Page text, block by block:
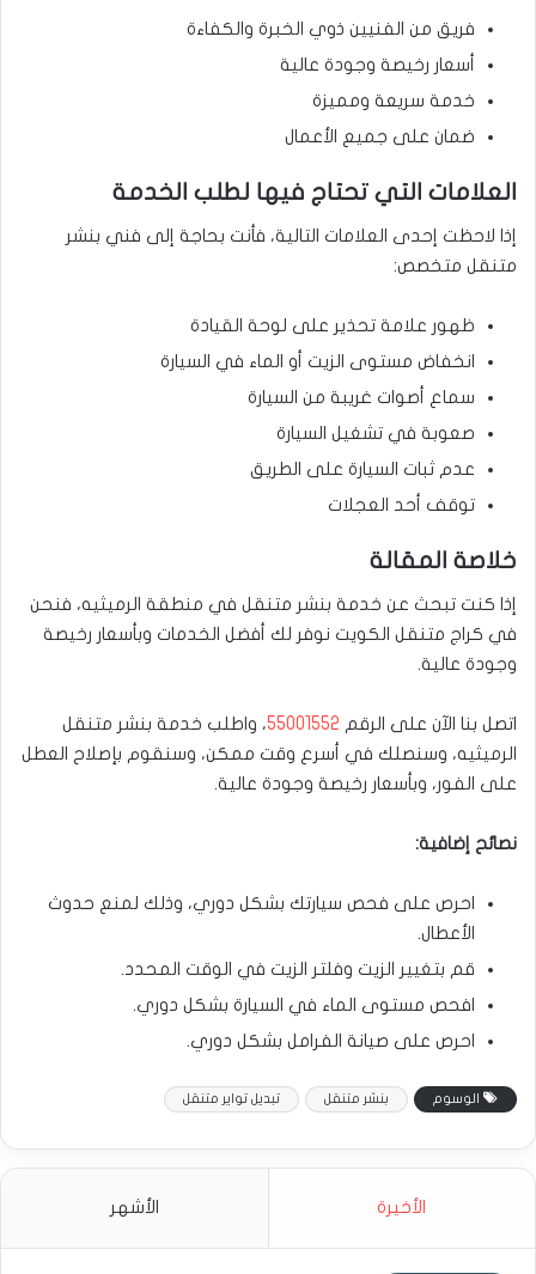
فريق من الفنيين ذوي الخبرة والكفاءة
أسعار رخيصة وجودة عالية
خدمة سريعة ومميزة
ضمان على جميع الأعمال
العلامات التي تحتاج فيها لطلب الخدمة
إذا لاحظت إحدى العلامات التالية، فأنت بحاجة إلى فني بنشر
متنقل متخصص:
ظهور علامة تحذير على لوحة القيادة
انخفاض مستوى الزيت أو الماء في السيارة
سماع أصوات غريبة من السيارة
صعوبة في تشغيل السيارة
عدم ثبات السيارة على الطريق
توقف أحد العجلات
خلاصة المقالة
إذا كنت تبحث عن خدمة بنشر متنقل في منطقة الرميثيه، فنحن
في كراج متنقل الكويت نوفر لك أفضل الخدمات وبأسعار رخيصة
وجودة عالية.
اتصل بنا الآن على الرقم 55001552، واطلب خدمة بنشر متنقل
الرميثيه، وسنصلك في أسرع وقت ممكن، وسنقوم بإصلاح العطل
على الفور، وبأسعار رخيصة وجودة عالية.
نصائح إضافية:
احرص على فحص سيارتك بشكل دوري، وذلك لمنع حدوث
الأعطال.
قم بتغيير الزيت وفلتر الزيت في الوقت المحدد.
افحص مستوى الماء في السيارة بشكل دوري.
احرص على صيانة الفرامل بشكل دوري.
الوسوم بنشر متنقل تبديل تواير متنقل
الأخيرة الأشهر